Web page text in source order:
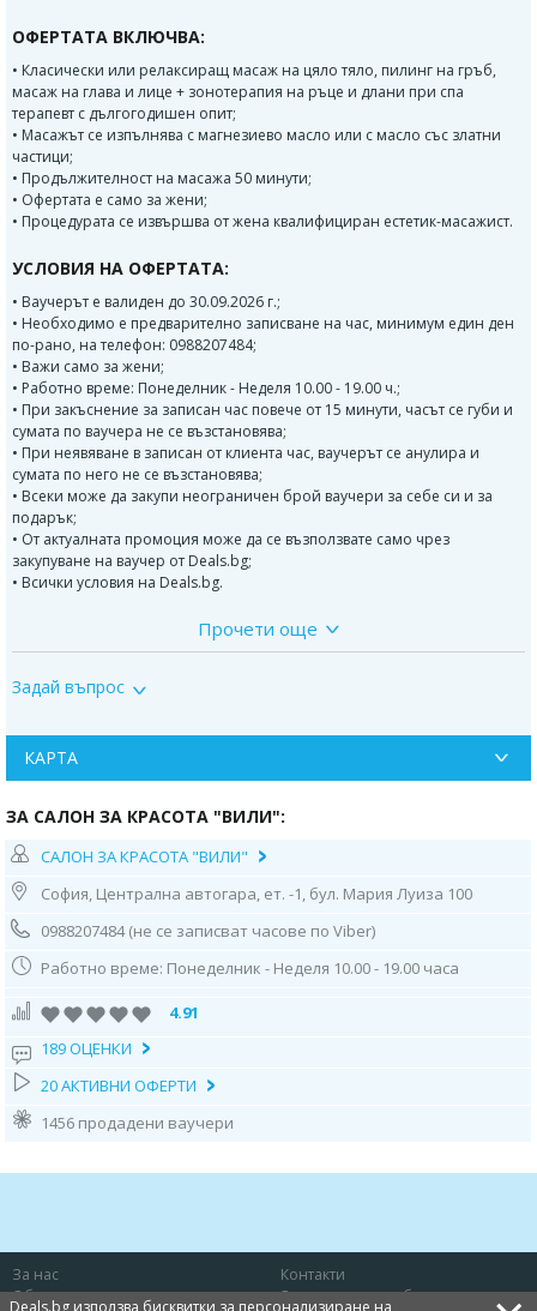
ОФЕРТАТА ВКЛЮЧВА:
• Класически или релаксиращ масаж на цяло тяло, пилинг на гръб,
масаж на глава и лице + зонотерапия на ръце и длани при спа
терапевт с дългогодишен опит;
• Масажът се изпълнява с магнезиево масло или с масло със златни
частици;
• Продължителност на масажа 50 минути;
• Офертата е само за жени;
• Процедурата се извършва от жена квалифициран естетик-масажист.
УСЛОВИЯ НА ОФЕРТАТА:
• Ваучерът е валиден до 30.09.2026 г.;
• Необходимо е предварително записване на час, минимум един ден
по-рано, на телефон: 0988207484;
• Важи само за жени;
• Работно време: Понеделник - Неделя 10.00 - 19.00 ч.;
• При закъснение за записан час повече от 15 минути, часът се губи и
сумата по ваучера не се възстановява;
• При неявяване в записан от клиента час, ваучерът се анулира и
сумата по него не се възстановява;
• Всеки може да закупи неограничен брой ваучери за себе си и за
подарък;
• От актуалната промоция може да се възползвате само чрез
закупуване на ваучер от Deals.bg;
• Всички условия на Deals.bg.
на ваучер от Deals.bg. Неизползван в срок ваучер се счита за
Прочети още
Задай въпрос
КАРТА
ЗА САЛОН ЗА КРАСОТА "ВИЛИ":
САЛОН ЗА КРАСОТА "ВИЛИ"
София, Централна автогара, ет. -1, бул. Мария Луиза 100
0988207484 (не се записват часове по Viber)
Работно време: Понеделник - Неделя 10.00 - 19.00 часа
4.91
189 ОЦЕНКИ
20 АКТИВНИ ОФЕРТИ
1456 продадени ваучери
За нас
Контакти
Общи условия
Защита на потребителя
Deals.bg използва бисквитки за персонализиране на